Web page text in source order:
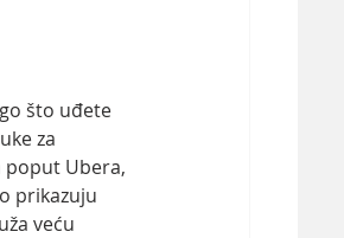
što uđete
za
poput Ubera,
prikazuju
veću